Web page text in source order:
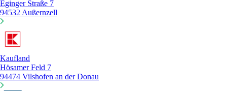
Eginger Straße 7
94532 Außernzell
Kaufland
Hösamer Feld 7
94474 Vilshofen an der Donau